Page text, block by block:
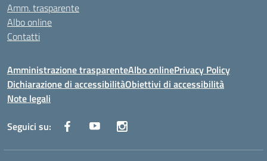
Amm. trasparente
Albo online
Contatti
Amministrazione trasparenteAlbo onlinePrivacy Policy
Dichiarazione di accessibilitàObiettivi di accessibilità
Note legali
Seguici su: